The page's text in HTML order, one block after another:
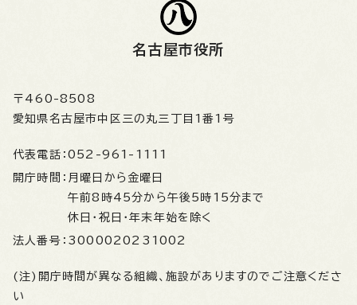
名古屋市役所
〒460-8508
愛知県名古屋市中区三の丸三丁目1番1号
代表電話： 052-961-1111
開庁時間： 月曜日から金曜日
午前8時45分から午後5時15分まで
休日・祝日・年末年始を除く
法人番号： 3000020231002
(注)開庁時間が異なる組織、施設がありますのでご注意くださ
い